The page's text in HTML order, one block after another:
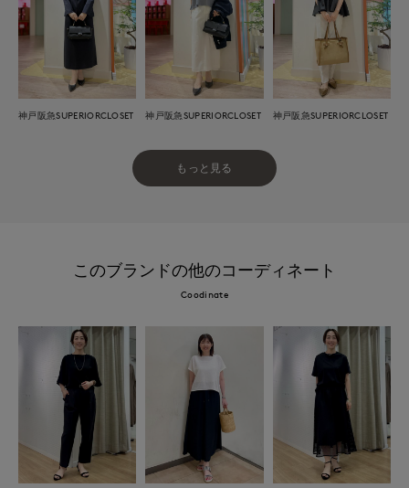
神戸阪急SUPERIORCLOSET 神戸阪急SUPERIORCLOSET 神戸阪急SUPERIORCLOSET
もっと見る
このブランドの他のコーディネート
Coodinate